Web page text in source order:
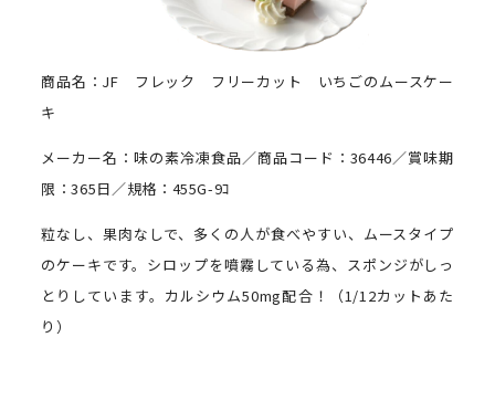
商品名：JF フレック フリーカット いちごのムースケー
キ
メーカー名：味の素冷凍食品／商品コード：36446／賞味期
限：365日／規格：455G-9ｺ
粒なし、果肉なしで、多くの人が食べやすい、ムースタイプ
のケーキです。シロップを噴霧している為、スポンジがしっ
とりしています。カルシウム50mg配合！（1/12カットあた
り）